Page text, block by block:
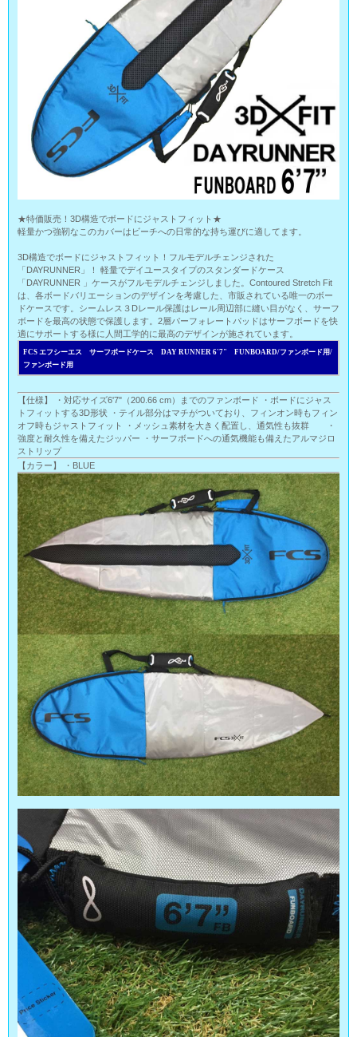
★特価販売！3D構造でボードにジャストフィット★
軽量かつ強靭なこのカバーはビーチへの日常的な持ち運びに適してます。
3D構造でボードにジャストフィット！フルモデルチェンジされた
「DAYRUNNER」！ 軽量でデイユースタイプのスタンダードケース
「DAYRUNNER 」ケースがフルモデルチェンジしました。Contoured Stretch Fit
は、各ボードバリエーションのデザインを考慮した、市販されている唯一のボー
ドケースです。シームレス３Dレール保護はレール周辺部に縫い目がなく、サーフ
ボードを最高の状態で保護します。2層パーフォレートパッドはサーフボードを快
適にサポートする様に人間工学的に最高のデザインが施されています。
FCS エフシーエス サーフボードケース DAY RUNNER 6'7" FUNBOARD/ファンボード用/
ファンボード用
【仕様】 ・対応サイズ6'7"（200.66 cm）までのファンボード ・ボードにジャス
トフィットする3D形状 ・テイル部分はマチがついており、フィンオン時もフィン
オフ時もジャストフィット ・メッシュ素材を大きく配置し、通気性も抜群 ・
強度と耐久性を備えたジッパー ・サーフボードへの通気機能も備えたアルマジロ
ストリップ
【カラー】 ・BLUE